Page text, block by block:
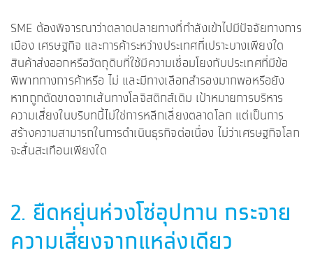
SME ต้องพิจารณาว่าตลาดปลายทางที่กำลังเข้าไปมีปัจจัยทางการ
เมือง เศรษฐกิจ และการค้าระหว่างประเทศที่เปราะบางเพียงใด
สินค้าส่งออกหรือวัตถุดิบที่ใช้มีความเชื่อมโยงกับประเทศที่มีข้อ
พิพาททางการค้าหรือ ไม่ และมีทางเลือกสำรองมากพอหรือยัง
หากถูกตัดขาดจากเส้นทางโลจิสติกส์เดิม เป้าหมายการบริหาร
ความเสี่ยงในบริบทนี้ไม่ใช่การหลีกเลี่ยงตลาดโลก แต่เป็นการ
สร้างความสามารถในการดำเนินธุรกิจต่อเนื่อง ไม่ว่าเศรษฐกิจโลก
จะสั่นสะเทือนเพียงใด
2. ยืดหยุ่นห่วงโซ่อุปทาน กระจาย
ความเสี่ยงจากแหล่งเดียว